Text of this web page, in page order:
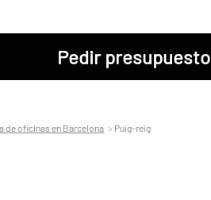
Pedir presupuesto
de oficinas en Barcelona Puig-reig